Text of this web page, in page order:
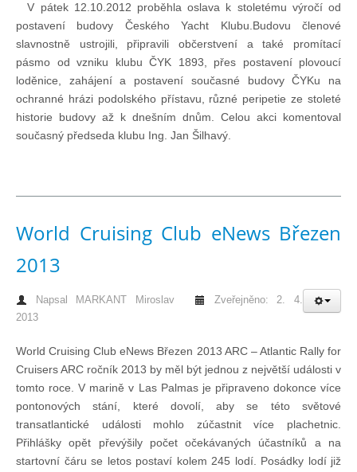
Doklady osob
Lodě - technika (tech. způsobilost)
Lodě - registrace
Ostatní
Offshore Cup
Pohár mistrů
Osobnost roku
V pátek 12.10.2012 proběhla oslava k stoletému výročí od
postavení budovy Českého Yacht Klubu.Budovu členové
slavnostně ustrojili, připravili občerstvení a také promítací
pásmo od vzniku klubu ČYK 1893, přes postavení plovoucí
loděnice, zahájení a postavení současné budovy ČYKu na
ochranné hrázi podolského přístavu, různé peripetie ze stoleté
historie budovy až k dnešním dnům. Celou akci komentoval
současný předseda klubu Ing. Jan Šilhavý.
World Cruising Club eNews Březen
2013
Napsal MARKANT Miroslav
Zveřejněno: 2. 4.
2013
World Cruising Club eNews Březen 2013 ARC – Atlantic Rally for
Cruisers ARC ročník 2013 by měl být jednou z největší události v
tomto roce. V marině v Las Palmas je připraveno dokonce více
pontonových stání, které dovolí, aby se této světové
transatlantické události mohlo zúčastnit více plachetnic.
Přihlášky opět převýšily počet očekávaných účastníků a na
startovní čáru se letos postaví kolem 245 lodí. Posádky lodí již